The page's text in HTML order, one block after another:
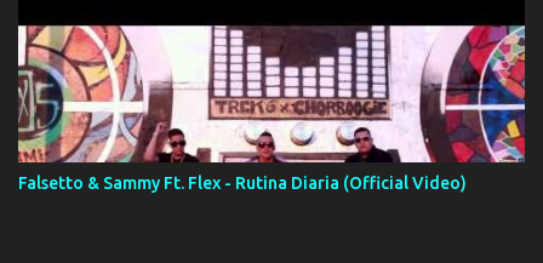
Falsetto & Sammy Ft. Flex - Rutina Diaria (Official Video)